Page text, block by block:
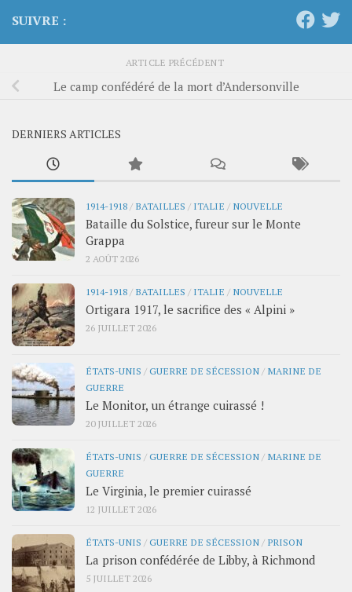
SUIVRE :
ARTICLE PRÉCÉDENT
Le camp confédéré de la mort d’Andersonville
DERNIERS ARTICLES
1914-1918 / BATAILLES / ITALIE / NOUVELLE
Bataille du Solstice, fureur sur le Monte
Grappa
2 AOÛT 2026
1914-1918 / BATAILLES / ITALIE / NOUVELLE
Ortigara 1917, le sacrifice des « Alpini »
26 JUILLET 2026
ÉTATS-UNIS /GUERRE DE SÉCESSION / MARINE DE
GUERRE
Le Monitor, un étrange cuirassé !
20 JUILLET 2026
ÉTATS-UNIS /GUERRE DE SÉCESSION / MARINE DE
GUERRE
Le Virginia, le premier cuirassé
12 JUILLET 2026
ÉTATS-UNIS /GUERRE DE SÉCESSION / PRISON
La prison confédérée de Libby, à Richmond
5 JUILLET 2026